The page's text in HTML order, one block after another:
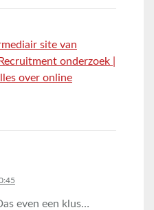
site van
onderzoek |
over online
even een klus…